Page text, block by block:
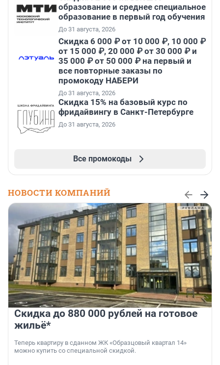
образование и среднее специальное
образование в первый год обучения
До 31 августа, 2026
Скидка 6 000 ₽ от 10 000 ₽, 10 000 ₽
от 15 000 ₽, 20 000 ₽ от 30 000 ₽ и
35 000 ₽ от 50 000 ₽ на первый и
все повторные заказы по
промокоду НАБЕРИ
До 31 августа, 2026
Скидка 15% на базовый курс по
фридайвингу в Санкт-Петербурге
До 31 августа, 2026
Все промокоды
НОВОСТИ КОМПАНИЙ
Скидка до 880 000 рублей на готовое
жильё*
Теперь квартиру в сданном ЖК «Образцовый квартал 14»
можно купить со специальной скидкой.